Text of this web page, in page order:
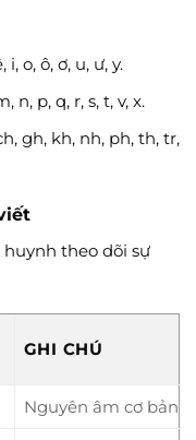
i, o, ô, ơ, u, ư, y.
n, p, q, r, s, t, v, x.
gh, kh, nh, ph, th, tr,
theo dõi sự
GHI CHÚ
Nguyên âm cơ bản